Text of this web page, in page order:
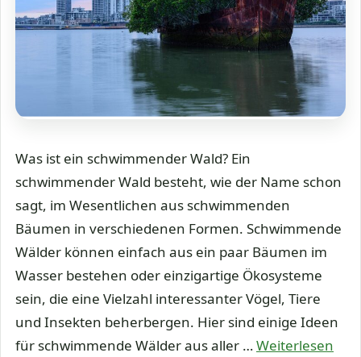
Was ist ein schwimmender Wald? Ein
schwimmender Wald besteht, wie der Name schon
sagt, im Wesentlichen aus schwimmenden
Bäumen in verschiedenen Formen. Schwimmende
Wälder können einfach aus ein paar Bäumen im
Wasser bestehen oder einzigartige Ökosysteme
sein, die eine Vielzahl interessanter Vögel, Tiere
und Insekten beherbergen. Hier sind einige Ideen
für schwimmende Wälder aus aller …Weiterlesen